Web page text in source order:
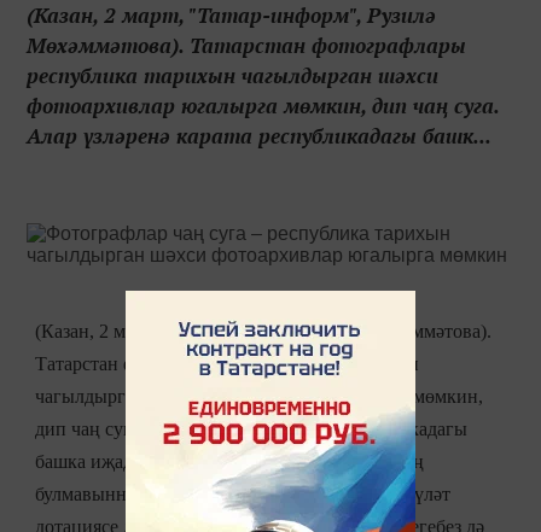
(Казан, 2 март, "Татар-информ", Рузилә
Мөхәммәтова). Татарстан фотографлары
республика тарихын чагылдырган шәхси
фотоархивлар югалырга мөмкин, дип чаң суга.
Алар үзләренә карата республикадагы башк...
(Казан, 2 март, "Татар-информ", Рузилә Мөхәммәтова).
Татарстан фотографлары республика тарихын
чагылдырган шәхси фотоархивлар югалырга мөмкин,
дип чаң суга. Алар үзләренә карата республикадагы
башка иҗади берлекләргә булган игътибарның
булмавыннан зарлана. “Безнең бинабыз да, дәүләт
дотациясе дә, күргәзмәләр оештыру мөмкинлегебез дә